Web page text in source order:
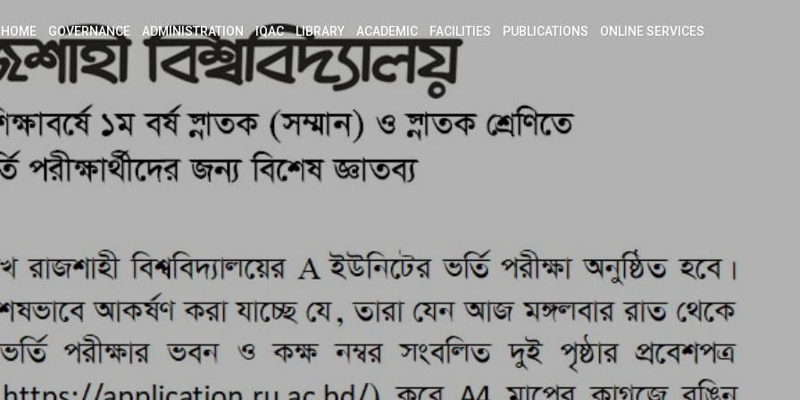
HOME GOVERNANCE ADMINISTRATION IQAC LIBRARY ACADEMIC FACILITIES PUBLICATIONS ONLINE SERVICES